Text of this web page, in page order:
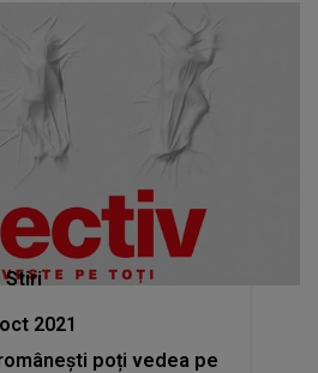
Stiri
2021
poți vedea pe